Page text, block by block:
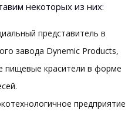
некоторых из них:
представитель в
завода Dynemic Products,
пищевые красители в форме
предприятие